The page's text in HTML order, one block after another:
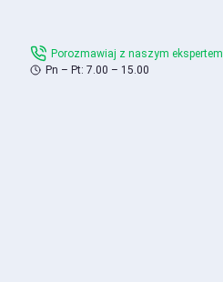
contentPorozmawiaj z naszym ekspertem
Pn – Pt: 7.00 – 15.00